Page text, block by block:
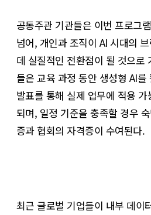
공동주관 기관들은 이번 프로그
넘어, 개인과 조직이 AI 시대의
데 실질적인 전환점이 될 것으로
들은 교육 과정 동안 생성형 AI
발표를 통해 실제 업무에 적용
되며, 일정 기준을 충족할 경우
증과 협회의 자격증이 수여된다.
최근 글로벌 기업들이 내부 데이